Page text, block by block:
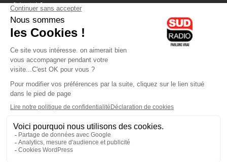
fiducial.fr
lyoncapitale.fr
olympique-et-lyonnais.com
L'application Iphone / Android
Téléchargez l'application
Les cookies
Gestion des cookies
Crédit photos : ©Sud Radio / Pierre Olivier